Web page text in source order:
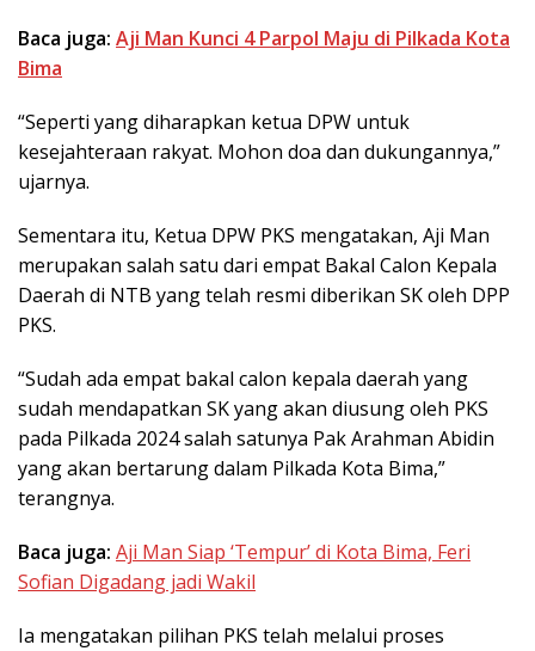
Baca juga: Aji Man Kunci 4 Parpol Maju di Pilkada Kota
Bima
“Seperti yang diharapkan ketua DPW untuk
kesejahteraan rakyat. Mohon doa dan dukungannya,”
ujarnya.
Sementara itu, Ketua DPW PKS mengatakan, Aji Man
merupakan salah satu dari empat Bakal Calon Kepala
Daerah di NTB yang telah resmi diberikan SK oleh DPP
PKS.
“Sudah ada empat bakal calon kepala daerah yang
sudah mendapatkan SK yang akan diusung oleh PKS
pada Pilkada 2024 salah satunya Pak Arahman Abidin
yang akan bertarung dalam Pilkada Kota Bima,”
terangnya.
Baca juga: Aji Man Siap ‘Tempur’ di Kota Bima, Feri
Sofian Digadang jadi Wakil
Ia mengatakan pilihan PKS telah melalui proses